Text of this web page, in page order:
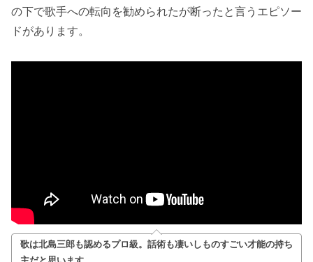
の下で歌手への転向を勧められたが断ったと言うエピソー
ドがあります。
歌は北島三郎も認めるプロ級。話術も凄いしものすごい才能の持ち